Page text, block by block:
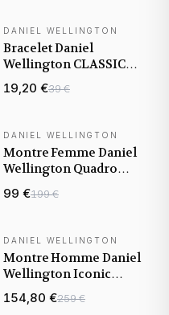
DANIEL WELLINGTON
Bracelet Daniel
Wellington CLASSIC
YORK en cuir véritable
19,20 €39 €
NOUVEAUTÉ
DANIEL WELLINGTON
Montre Femme Daniel
Wellington Quadro
Lumine DW00100578
cadran blanc bracelet
99 €199 €
NOUVEAUTÉ
DANIEL WELLINGTON
Montre Homme Daniel
Wellington Iconic
Paradigma Link
DW00100820 cadran
154,80 €259 €